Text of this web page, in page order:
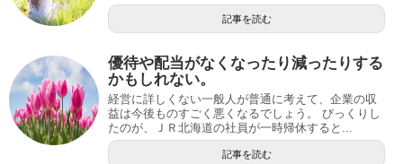
記事を読む
優待や配当がなくなったり減ったりする
かもしれない。
経営に詳しくない一般人が普通に考えて、企業の収
益は今後ものすごく悪くなるでしょう。 びっくりし
たのが、ＪＲ北海道の社員が一時帰休すると...
記事を読む